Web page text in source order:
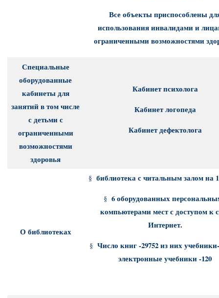
Все объекты приспособлены
использования инвалидами и
ограниченными возможностями
Специальные
оборудованные
кабинеты для
занятий в том числе
с детьми с
ограниченными
возможностями
здоровья
Кабинет психолога
Кабинет логопеда
Кабинет дефектолога
О библиотеках
§ библиотека с читальным залом на
§ 6 оборудованных
компьютерами мест с доступом к
Интернет.
§ Число книг -29752 из них
электронные учебники -120